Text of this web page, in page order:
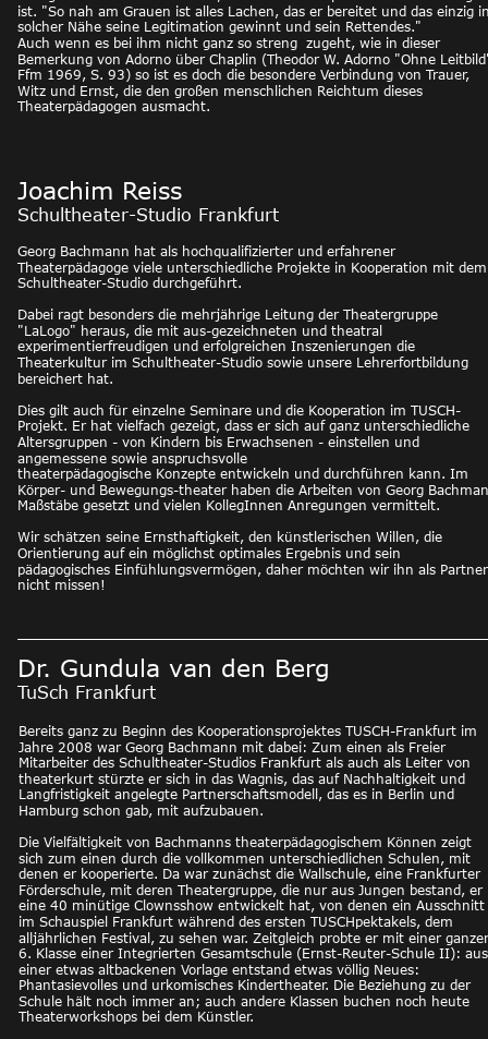
ist. "So nah am Grauen ist alles Lachen, das er bereitet und das einzig
solcher Nähe seine Legitimation gewinnt und sein Rettendes."
Auch wenn es bei ihm nicht ganz so streng  zugeht, wie in dieser
Bemerkung von Adorno über Chaplin (Theodor W. Adorno "Ohne
Ffm 1969, S. 93) so ist es doch die besondere Verbindung von Trauer,
Witz und Ernst, die den großen menschlichen Reichtum dieses
Theaterpädagogen ausmacht.
Georg Bachmann hat als hochqualifizierter und erfahrener
Theaterpädagoge viele unterschiedliche Projekte in Kooperation mit
Schultheater-Studio durchgeführt.
Dabei ragt besonders die mehrjährige Leitung der Theatergruppe
"LaLogo" heraus, die mit aus-gezeichneten und theatral
experimentierfreudigen und erfolgreichen Inszenierungen die
Theaterkultur im Schultheater-Studio sowie unsere Lehrerfortbildung
bereichert hat.
Dies gilt auch für einzelne Seminare und die Kooperation im TUSCH-
Projekt. Er hat vielfach gezeigt, dass er sich auf ganz unterschiedliche
Altersgruppen - von Kindern bis Erwachsenen - einstellen und
angemessene sowie anspruchsvolle
theaterpädagogische Konzepte entwickeln und durchführen kann. Im
Körper- und Bewegungs-theater haben die Arbeiten von Georg
Maßstäbe gesetzt und vielen KollegInnen Anregungen vermittelt.
Wir schätzen seine Ernsthaftigkeit, den künstlerischen Willen, die
Orientierung auf ein möglichst optimales Ergebnis und sein
pädagogisches Einfühlungsvermögen, daher möchten wir ihn als
nicht missen!
Bereits ganz zu Beginn des Kooperationsprojektes TUSCH-Frankfurt im
Jahre 2008 war Georg Bachmann mit dabei: Zum einen als Freier
Mitarbeiter des Schultheater-Studios Frankfurt als auch als Leiter von
theaterkurt stürzte er sich in das Wagnis, das auf Nachhaltigkeit und
Langfristigkeit angelegte Partnerschaftsmodell, das es in Berlin und
Hamburg schon gab, mit aufzubauen.
Die Vielfältigkeit von Bachmanns theaterpädagogischem Können zeigt
sich zum einen durch die vollkommen unterschiedlichen Schulen, mit
denen er kooperierte. Da war zunächst die Wallschule, eine Frankfurter
Förderschule, mit deren Theatergruppe, die nur aus Jungen bestand, er
eine 40 minütige Clownsshow entwickelt hat, von denen ein Ausschnitt
im Schauspiel Frankfurt während des ersten TUSCHpektakels, dem
alljährlichen Festival, zu sehen war. Zeitgleich probte er mit einer
6. Klasse einer Integrierten Gesamtschule (Ernst-Reuter-Schule II):
einer etwas altbackenen Vorlage entstand etwas völlig Neues:
Phantasievolles und urkomisches Kindertheater. Die Beziehung zu der
Schule hält noch immer an; auch andere Klassen buchen noch heute
Theaterworkshops bei dem Künstler.
Joachim Reiss
Schultheater-Studio Frankfurt
Dr. Gundula van den Berg
TuSch Frankfurt